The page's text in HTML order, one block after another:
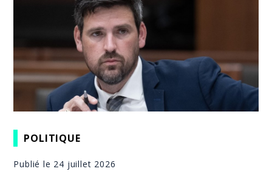
POLITIQUE
Publié le 24 juillet 2026